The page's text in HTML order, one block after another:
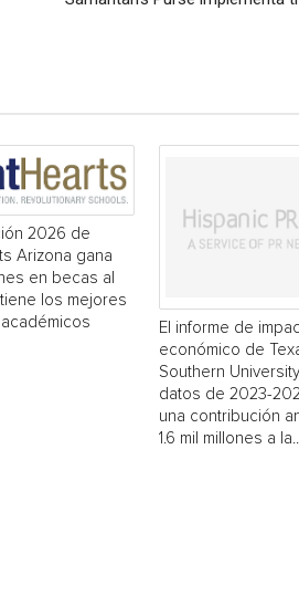
2026 de
Arizona gana
en becas al
los mejores
El informe de
económico de
Southern
datos de 2023-
una contribución
1.6 mil millones a la...